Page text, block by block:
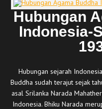
Hubungan
Indonesia-
Hubungan sejarah
Buddha sudah terajut sejak
asal Srilanka Narada
Indonesia. Bhiku Narada